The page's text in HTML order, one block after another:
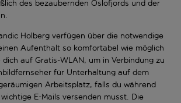
des bezaubernden Oslofjords und der
Holberg verfügen über die notwendige
Aufenthalt so komfortabel wie möglich
auf Gratis-WLAN, um in Verbindung zu
für Unterhaltung auf dem
Arbeitsplatz, falls du während
E-Mails versenden musst. Die